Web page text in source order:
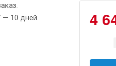
— 10 дней.
4